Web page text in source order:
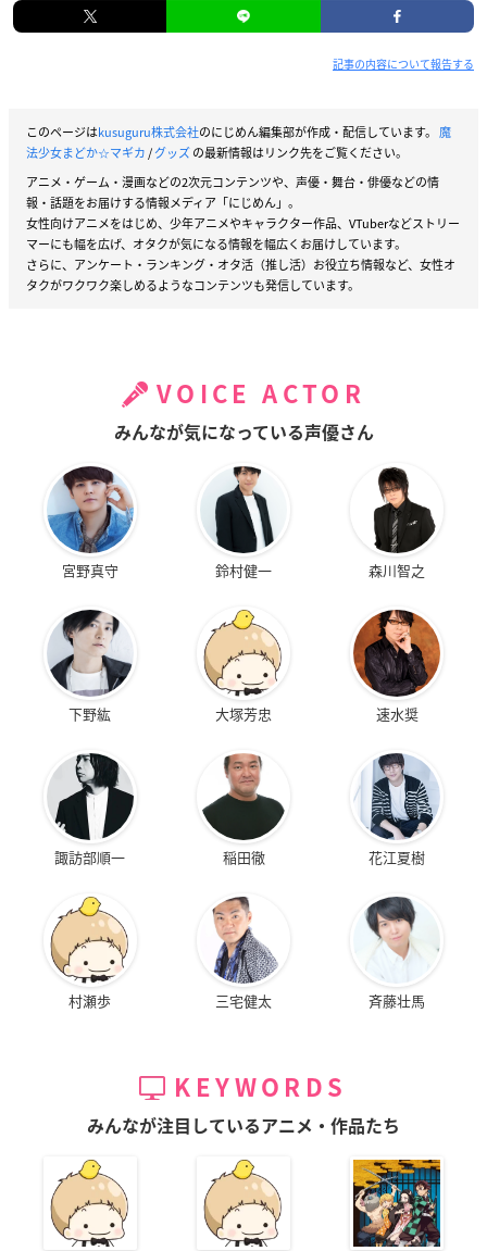
記事の内容について報告する
このページはkusuguru株式会社のにじめん編集部が作成・配信しています。 魔
法少女まどか☆マギカ/グッズの最新情報はリンク先をご覧ください。
アニメ・ゲーム・漫画などの2次元コンテンツや、声優・舞台・俳優などの情
報・話題をお届けする情報メディア「にじめん」。
女性向けアニメをはじめ、少年アニメやキャラクター作品、VTuberなどストリー
マーにも幅を広げ、オタクが気になる情報を幅広くお届けしています。
さらに、アンケート・ランキング・オタ活（推し活）お役立ち情報など、女性オ
タクがワクワク楽しめるようなコンテンツも発信しています。
VOICE ACTOR
みんなが気になっている声優さん
宮野真守 鈴村健一 森川智之
下野紘 大塚芳忠 速水奨
諏訪部順一 稲田徹 花江夏樹
村瀬歩 三宅健太 斉藤壮馬
KEYWORDS
みんなが注目しているアニメ・作品たち